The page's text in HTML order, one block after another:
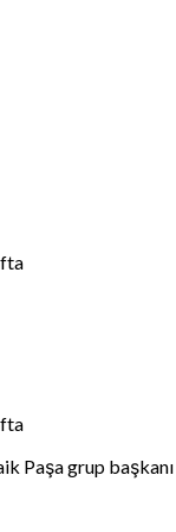
grup başkanı